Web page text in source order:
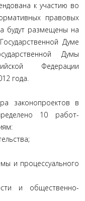
к участию во
правовых
будут размещены на
Думе
Думы
Федерации
года.
в
10 работ-
и процессуального
и общественно-